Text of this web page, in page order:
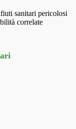
sanitari pericolosi
correlate